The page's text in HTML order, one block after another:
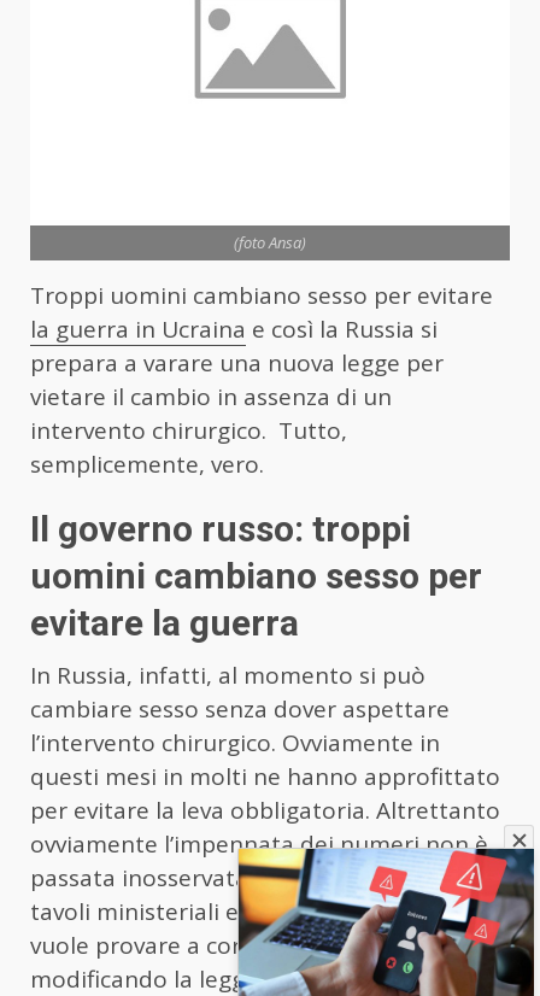
(foto Ansa)
Troppi uomini cambiano sesso per evitare
la guerra in Ucraina e così la Russia si
prepara a varare una nuova legge per
vietare il cambio in assenza di un
intervento chirurgico. Tutto,
semplicemente, vero.
Il governo russo: troppi
uomini cambiano sesso per
evitare la guerra
In Russia, infatti, al momento si può
cambiare sesso senza dover aspettare
l’intervento chirurgico. Ovviamente in
questi mesi in molti ne hanno approfittato
per evitare la leva obbligatoria. Altrettanto
ovviamente l’impennata dei numeri non è
passata inosservata nei documenti dei
tavoli ministeriali e ora il Governo russo
vuole provare a correre ai ripari
modificando la legge.